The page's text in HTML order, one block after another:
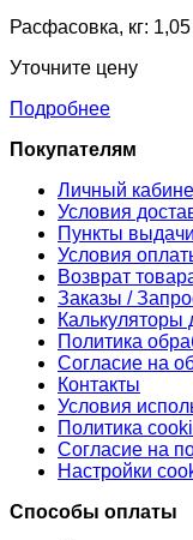
Расфасовка, кг: 1,05
Уточните цену
Подробнее
Покупателям
Личный
Условия
Пункты выдачи
Условия
Возврат
Заказы /
Калькуляторы
Политика
Согласие на
Контакты
Условия
Политика
Согласие на
Настройки
Способы оплаты